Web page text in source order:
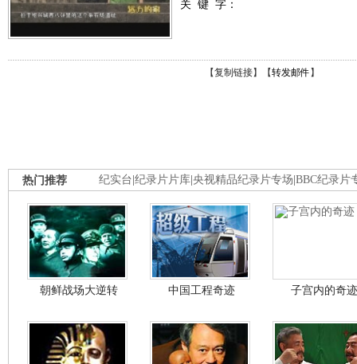
关 键 字：
【复制链接】【转发邮件 】
纪实台 纪录片片库 央视精品纪录片专场 BBC纪录片
热门推荐
朝鲜战场大逆转 中国工程奇迹 子宫内的奇迹